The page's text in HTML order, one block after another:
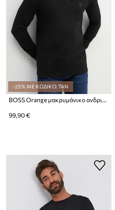
-25% ΜΕ ΚΩΔΙΚΟ: TAN
BOSS Orange μακρυμάνικο ανδρικό από βαμβάκι με ελαστάν Passerby
99,90 €